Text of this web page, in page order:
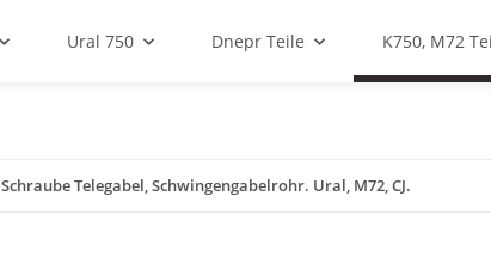
Ural 750 Dnepr Teile K750, M72
Schraube Telegabel, Schwingengabelrohr. Ural, M72, CJ.